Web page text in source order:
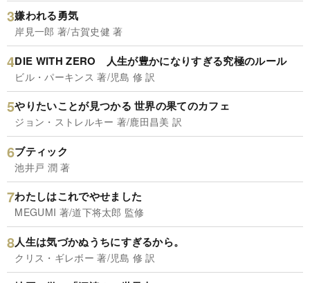
嫌われる勇気
岸見一郎 著/古賀史健 著
DIE WITH ZERO 人生が豊かになりすぎる究極のルール
ビル・パーキンス 著/児島 修 訳
やりたいことが見つかる 世界の果てのカフェ
ジョン・ストレルキー 著/鹿田昌美 訳
ブティック
池井戸 潤 著
わたしはこれでやせました
MEGUMI 著/道下将太郎 監修
人生は気づかぬうちにすぎるから。
クリス・ギレボー 著/児島 修 訳